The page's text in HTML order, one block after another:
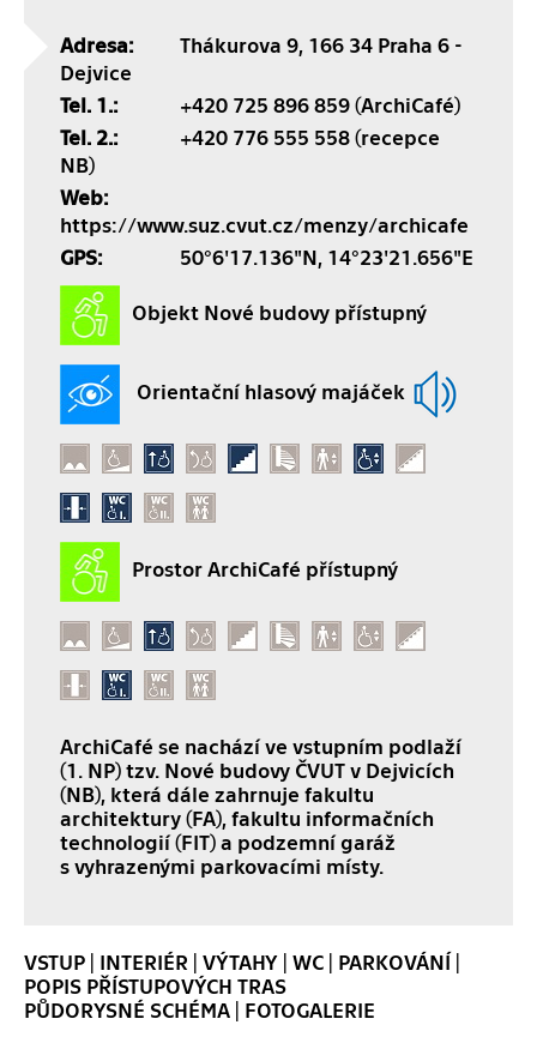
Adresa:
Thákurova 9, 166 34 Praha 6 -
Dejvice
Tel. 1.:
+420 725 896 859 (ArchiCafé)
Tel. 2.:
+420 776 555 558 (recepce
NB)
Web:
https://www.suz.cvut.cz/menzy/archicafe
GPS:
50°6'17.136"N, 14°23'21.656"E
Objekt Nové budovy přístupný
Orientační hlasový majáček
Prostor ArchiCafé přístupný
ArchiCafé se nachází ve vstupním podlaží
(1. NP) tzv. Nové budovy ČVUT v Dejvicích
(NB), která dále zahrnuje fakultu
architektury (FA), fakultu informačních
technologií (FIT) a podzemní garáž
s vyhrazenými parkovacími místy.
VSTUP | INTERIÉR | VÝTAHY | WC | PARKOVÁNÍ|
POPIS PŘÍSTUPOVÝCH TRAS
PŮDORYSNÉ SCHÉMA | FOTOGALERIE